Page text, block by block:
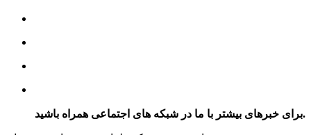
برای خبرهای بیشتر با ما در شبکه های اجتماعی همراه باشید.